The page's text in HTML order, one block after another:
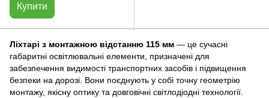
Купити
Ліхтарі з монтажною відстанню 115 мм — це сучасні
габаритні освітлювальні елементи, призначені для
забезпечення видимості транспортних засобів і підвищення
безпеки на дорозі. Вони поєднують у собі точну геометрію
монтажу, якісну оптику та довговічні світлодіодні технології.